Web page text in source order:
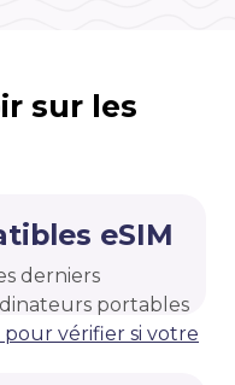
sur les
eSIM
derniers
portables
pour vérifier si votre